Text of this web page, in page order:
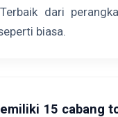
dari
biasa.
15 cabang